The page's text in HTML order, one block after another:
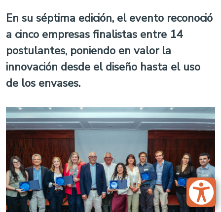
En su séptima edición, el evento reconoció
a cinco empresas finalistas entre 14
postulantes, poniendo en valor la
innovación desde el diseño hasta el uso
de los envases.